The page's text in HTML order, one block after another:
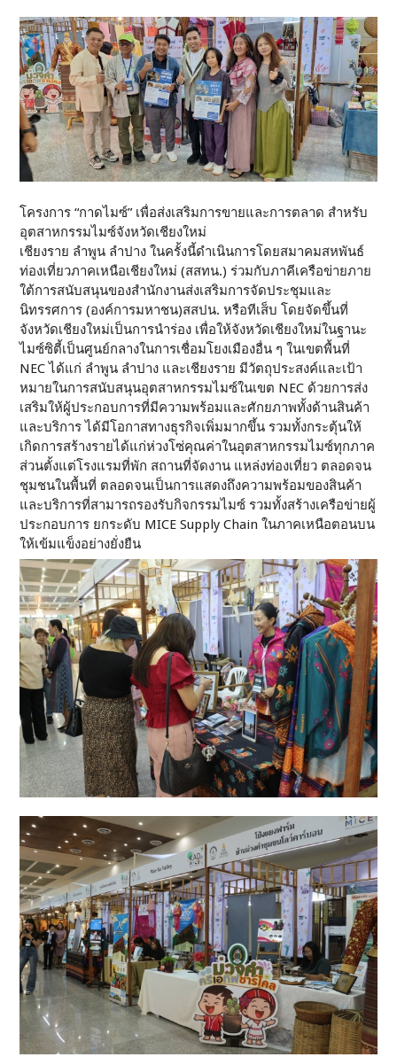
โครงการ “กาดไมซ์” เพื่อส่งเสริมการขายและการตลาด สำหรับ
อุตสาหกรรมไมซ์จังหวัดเชียงใหม่
เชียงราย ลำพูน ลำปาง ในครั้งนี้ดำเนินการโดยสมาคมสหพันธ์
ท่องเที่ยวภาคเหนือเชียงใหม่ (สสทน.) ร่วมกับภาคีเครือข่ายภาย
ใต้การสนับสนุนของสำนักงานส่งเสริมการจัดประชุมและ
นิทรรศการ (องค์การมหาชน)สสปน. หรือทีเส็บ โดยจัดขึ้นที่
จังหวัดเชียงใหม่เป็นการนำร่อง เพื่อให้จังหวัดเชียงใหม่ในฐานะ
ไมซ์ซิตี้เป็นศูนย์กลางในการเชื่อมโยงเมืองอื่น ๆ ในเขตพื้นที่
NEC ได้แก่ ลำพูน ลำปาง และเชียงราย มีวัตถุประสงค์และเป้า
หมายในการสนับสนุนอุตสาหกรรมไมซ์ในเขต NEC ด้วยการส่ง
เสริมให้ผู้ประกอบการที่มีความพร้อมและศักยภาพทั้งด้านสินค้า
และบริการ ได้มีโอกาสทางธุรกิจเพิ่มมากขึ้น รวมทั้งกระตุ้นให้
เกิดการสร้างรายได้แก่ห่วงโซ่คุณค่าในอุตสาหกรรมไมซ์ทุกภาค
ส่วนตั้งแต่โรงแรมที่พัก สถานที่จัดงาน แหล่งท่องเที่ยว ตลอดจน
ชุมชนในพื้นที่ ตลอดจนเป็นการแสดงถึงความพร้อมของสินค้า
และบริการที่สามารถรองรับกิจกรรมไมซ์ รวมทั้งสร้างเครือข่ายผู้
ประกอบการ ยกระดับ MICE Supply Chain ในภาคเหนือตอนบน
ให้เข้มแข็งอย่างยั่งยืน